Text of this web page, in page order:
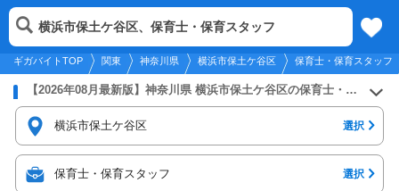
2026年8月8日更新
関東
メニュー
ギガバイトTOP 関東 神奈川県 横浜市保土ケ谷区 保育士・保育スタッフ
横浜市保土ケ谷区、保育士・保育スタッフ
【2026年08月最新版】神奈川県 横浜市保土ケ谷区の保育士・保育スタッフのバイト・アルバイト・パートの求人募集情報
横浜市保土ケ谷区 選択
保育士・保育スタッフ 選択